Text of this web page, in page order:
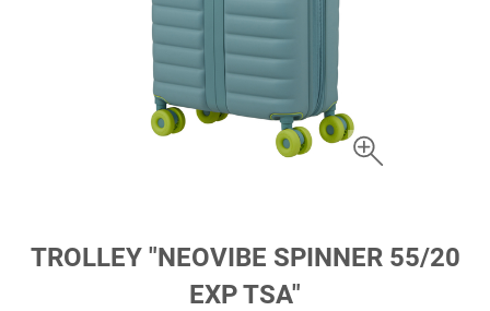
Zum
Anfang
TROLLEY "NEOVIBE SPINNER 55/20
EXP TSA"